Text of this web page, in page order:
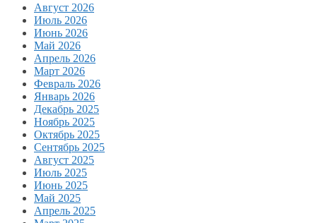
Август 2026
Июль 2026
Июнь 2026
Май 2026
Апрель 2026
Март 2026
Февраль 2026
Январь 2026
Декабрь 2025
Ноябрь 2025
Октябрь 2025
Сентябрь 2025
Август 2025
Июль 2025
Июнь 2025
Май 2025
Апрель 2025